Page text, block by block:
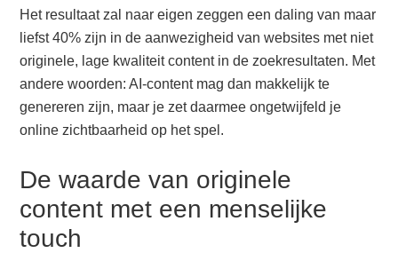
Het resultaat zal naar eigen zeggen een daling van maar
liefst 40% zijn in de aanwezigheid van websites met niet
originele, lage kwaliteit content in de zoekresultaten. Met
andere woorden: AI-content mag dan makkelijk te
genereren zijn, maar je zet daarmee ongetwijfeld je
online zichtbaarheid op het spel.
De waarde van originele
content met een menselijke
touch